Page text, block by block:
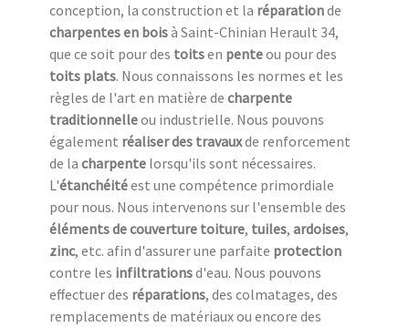
conception, la construction et la réparationde
charpentes en boisà Saint-Chinian Herault 34,
que ce soit pour des toitsen penteou pour des
toits plats. Nous connaissons les normes et les
règles de l'art en matière de charpente
traditionnelleou industrielle. Nous pouvons
également réaliser des travauxde renforcement
de la charpente lorsqu'ils sont nécessaires.
L'étanchéitéest une compétence primordiale
pour nous. Nous intervenons sur l'ensemble des
éléments de couverture toiture, tuiles, ardoises,
zinc, etc. afin d'assurer une parfaite protection
contre les infiltrationsd'eau. Nous pouvons
effectuer des réparations, des colmatages, des
remplacements de matériaux ou encore des